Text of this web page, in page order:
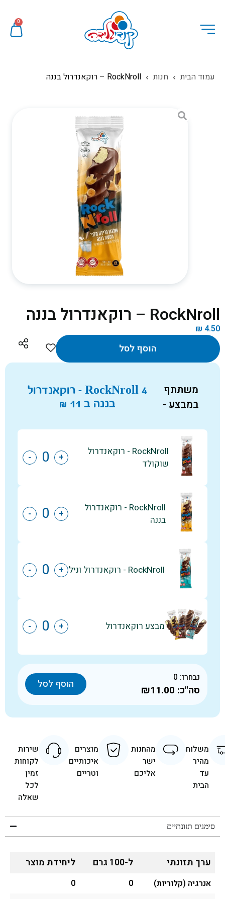
0
עמוד הבית חנות RockNroll – רוקאנדרול בננה
RockNroll – רוקאנדרול בננה
₪ 4.50
הוסף לסל
משתתף
במבצע -
4 RockNroll - רוקאנדרול
בננה ב
₪ 11
RockNroll - רוקאנדרול
שוקולד
+
-
RockNroll - רוקאנדרול
בננה
+
-
RockNroll - רוקאנדרול וניל +
-
מבצע רוקאנדרול +
-
נבחרו: 0
סה"כ: ₪11.00 הוסף לסל
משלוח
מהיר
עד
הבית
מהחנות
ישר
אליכם
מוצרים
איכותיים
וטריים
שירות
לקוחות
זמין
לכל
שאלה
סימנים תזונתיים
ערך תזונתי ל-100 גרם ליחידת מוצר
אנרגיה (קלוריות) 0
0